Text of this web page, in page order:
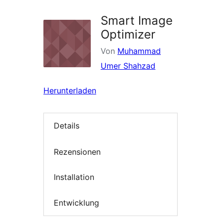
Smart Image
Optimizer
Von Muhammad
Umer Shahzad
Herunterladen
Details
Rezensionen
Installation
Entwicklung